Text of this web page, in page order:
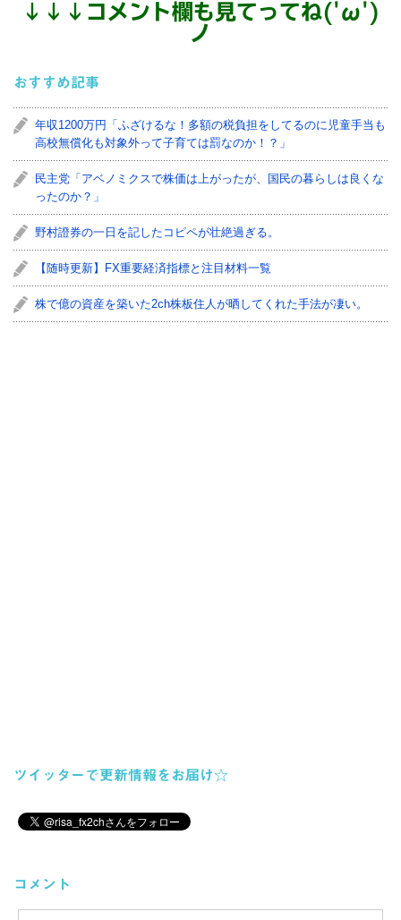
↓ ↓ ↓ コメント欄も見てってね('ω')
ノ
おすすめ記事
年収1200万円「ふざけるな！多額の税負担をしてるのに児童手当も
高校無償化も対象外って子育ては罰なのか！？」
民主党「アベノミクスで株価は上がったが、国民の暮らしは良くな
ったのか？」
野村證券の一日を記したコピペが壮絶過ぎる。
【随時更新】FX重要経済指標と注目材料一覧
株で億の資産を築いた2ch株板住人が晒してくれた手法が凄い。
ツイッターで更新情報をお届け☆
コメント